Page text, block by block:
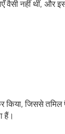
वैसी नहीं थीं,
जिससे तमिल
हैं।